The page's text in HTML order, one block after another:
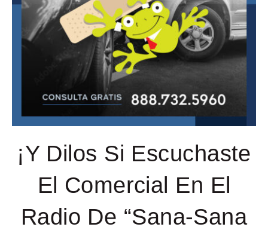
¡Y Dilos Si Escuchaste
El Comercial En El
Radio De “Sana-Sana